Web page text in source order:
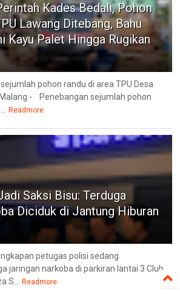
Kades Bedali, Pohon
Lawang Ditebang, Bahu
Kayu Palet Hingga Rugikan
pohon randu di area TPU Desa
- Penebangan sejumlah pohon
Readmore
Saksi Bisu: Terduga
Diciduk di Jantung Hiburan
petugas polisi sedang
jaringan narkoba di parkiran lantai 3 Club
S... Readmore